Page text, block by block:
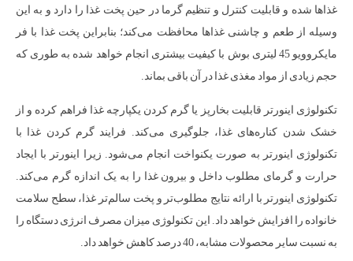
غذاها شده و قابلیت کنترل و تنظیم گرما در حین پخت غذا را دارد و به این
وسیله از طعم و چاشنی غذاها محافظت می‌کند؛ بنابراین پخت غذا با فر
مایکروویو 45 لیتری بوش با کیفیت بیشتری انجام خواهد شده به طوری که
حجم زیادی از مواد مغذی غذا در آن باقی بماند.
تکنولوژی اینورتر قابلیت بخارپز یا گرم کردن یکپارچه غذا فراهم کرده و از
خشک شدن کناره‌های غذا، جلوگیری می‌کند. فرایند گرم کردن غذا با
تکنولوژی اینورتر به صورت یکنواخت انجام می‌شود. زیرا اینورتر با ایجاد
حرارت و گرمای مطلوب داخل و بیرون غذا را به یک اندازه گرم می‌کند.
تکنولوژی اینورتر با ارائه نتایج مطلوب‌تر و پخت سالم‌تر غذا، سطح سلامت
خانواده را افزایش خواهد داد. این تکنولوژی میزان مصرف انرژی دستگاه را
به نسبت سایر محصولات مشابه، 40 درصد کاهش خواهد داد.